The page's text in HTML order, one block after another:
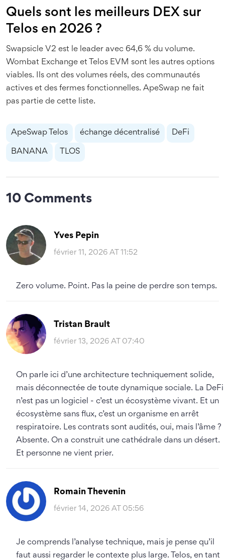
Quels sont les meilleurs DEX sur
Telos en 2026 ?
Swapsicle V2 est le leader avec 64,6 % du volume.
Wombat Exchange et Telos EVM sont les autres options
viables. Ils ont des volumes réels, des communautés
actives et des fermes fonctionnelles. ApeSwap ne fait
pas partie de cette liste.
ApeSwap Telos échange décentralisé DeFi
BANANA TLOS
10 Comments
Yves Pepin
février 11, 2026 AT 11:52
Zero volume. Point. Pas la peine de perdre son temps.
Tristan Brault
février 13, 2026 AT 07:40
On parle ici d’une architecture techniquement solide,
mais déconnectée de toute dynamique sociale. La DeFi
n’est pas un logiciel - c’est un écosystème vivant. Et un
écosystème sans flux, c’est un organisme en arrêt
respiratoire. Les contrats sont audités, oui, mais l’âme ?
Absente. On a construit une cathédrale dans un désert.
Et personne ne vient prier.
Romain Thevenin
février 14, 2026 AT 05:56
Je comprends l’analyse technique, mais je pense qu’il
faut aussi regarder le contexte plus large. Telos, en tant